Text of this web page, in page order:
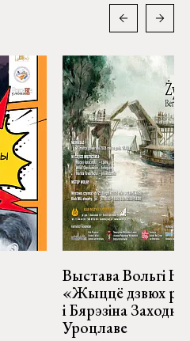
Выстава Вольгі
«Жыццё дзвюх
і Бярэзіна
Уроцлаве